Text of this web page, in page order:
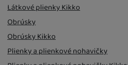
Látkové plienky Kikko
Obrúsky
Obrúsky Kikko
Plienky a plienkové nohavičky